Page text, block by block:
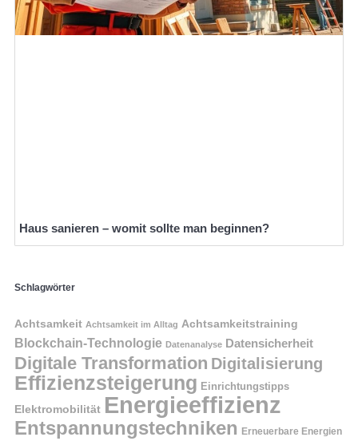
Haus sanieren – womit sollte man beginnen?
Schlagwörter
Achtsamkeit Achtsamkeit im Alltag Achtsamkeitstraining
Blockchain-Technologie Datenanalyse Datensicherheit
Digitale Transformation Digitalisierung
Effizienzsteigerung Einrichtungstipps
Elektromobilität Energieeffizienz
Entspannungstechniken Erneuerbare Energien